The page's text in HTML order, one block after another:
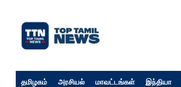
தமிழகம் அரசியல் மாவட்டங்கள் இந்தியா